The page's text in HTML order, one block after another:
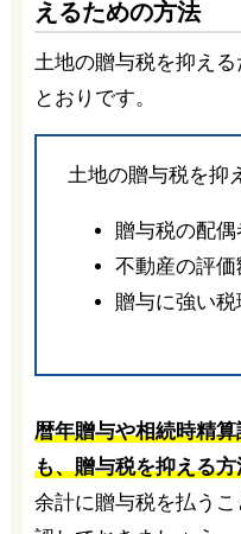
えるための方法
土地の贈与税を抑え
とおりです。
土地の贈与税を抑
贈与税の配
不動産の評
贈与に強い
暦年贈与や相続時精
も、贈与税を抑える方
余計に贈与税を払う